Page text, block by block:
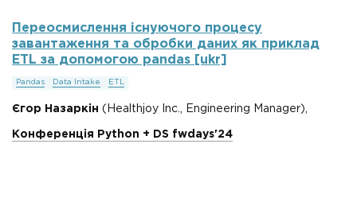
Переосмислення існуючого процесу
завантаження та обробки даних як приклад
ETL за допомогою pandas [ukr]
Pandas Data Intake ETL
Єгор Назаркін (Healthjoy Inc., Engineering Manager),
Конференція Python + DS fwdays'24